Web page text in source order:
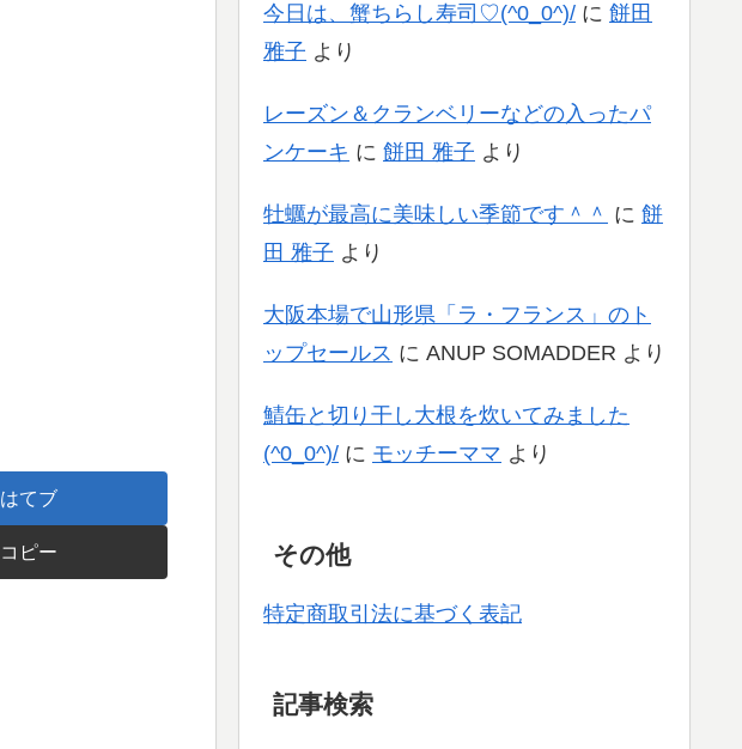
はてブ
コピー
今日は、蟹ちらし寿司♡(^0_0^)/ に 餅田
雅子 より
レーズン＆クランベリーなどの入ったパ
ンケーキ に 餅田 雅子 より
牡蠣が最高に美味しい季節です＾＾ に 餅
田 雅子 より
大阪本場で山形県「ラ・フランス」のト
ップセールス に ANUP SOMADDER より
鯖缶と切り干し大根を炊いてみました
(^0_0^)/ に モッチーママ より
その他
特定商取引法に基づく表記
記事検索